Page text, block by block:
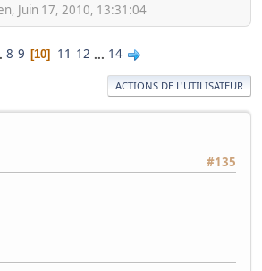
Juin 17, 2010, 13:31:04
8 9 10 11 12 ... 14
ACTIONS DE L'UTILISATEUR
#135